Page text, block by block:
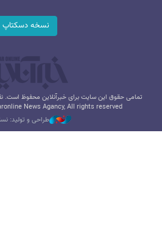
نسخه دسکتاپ
تمامی حقوق این سایت برای خبرآنلاین محفوظ است.
News Agancy, All rights reserved
طراحی و تولید: